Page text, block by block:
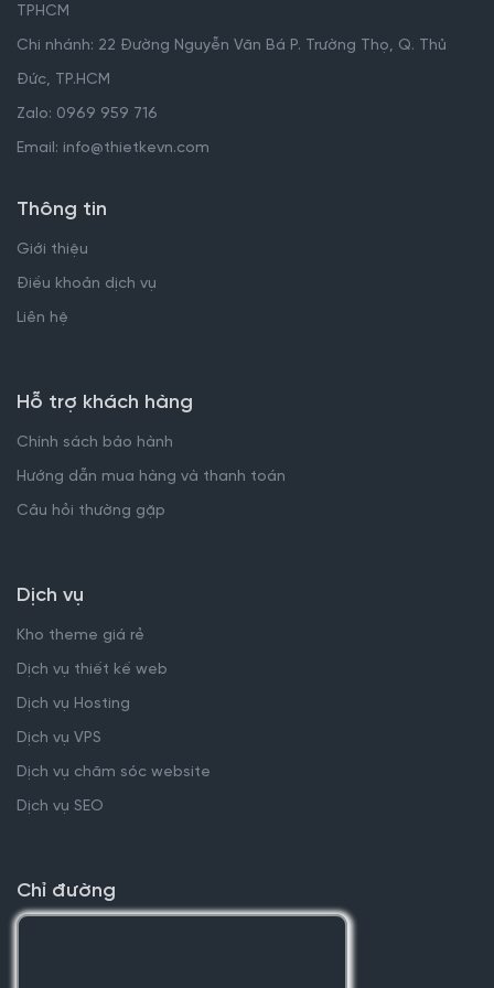
TPHCM
Chi nhánh: 22 Đường Nguyễn Văn Bá P. Trường Thọ, Q. Thủ
Đức, TP.HCM
Zalo: 0969 959 716
Email: info@thietkevn.com
Thông tin
Giới thiệu
Điều khoản dịch vụ
Liên hệ
Hỗ trợ khách hàng
Chính sách bảo hành
Hướng dẫn mua hàng và thanh toán
Câu hỏi thường gặp
Dịch vụ
Kho theme giá rẻ
Dịch vụ thiết kế web
Dịch vụ Hosting
Dịch vụ VPS
Dịch vụ chăm sóc website
Dịch vụ SEO
Chỉ đường